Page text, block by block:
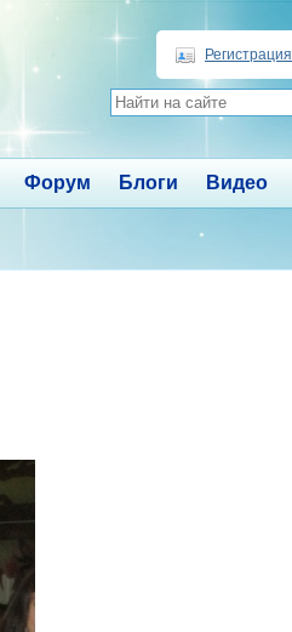
Регистрация
Форум Блоги Видео